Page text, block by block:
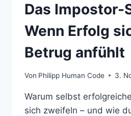
Das Impostor-
Wenn Erfolg
Betrug anfühlt
Von Philipp Human Code 3.
Warum selbst
sich zweifeln – und wie